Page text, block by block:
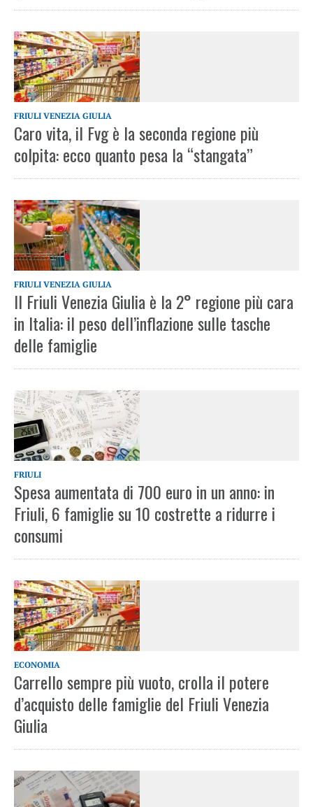
FRIULI VENEZIA GIULIA
Caro vita, il Fvg è la seconda regione più
colpita: ecco quanto pesa la “stangata”
FRIULI VENEZIA GIULIA
Il Friuli Venezia Giulia è la 2° regione più cara
in Italia: il peso dell’inflazione sulle tasche
delle famiglie
FRIULI
Spesa aumentata di 700 euro in un anno: in
Friuli, 6 famiglie su 10 costrette a ridurre i
consumi
ECONOMIA
Carrello sempre più vuoto, crolla il potere
d’acquisto delle famiglie del Friuli Venezia
Giulia